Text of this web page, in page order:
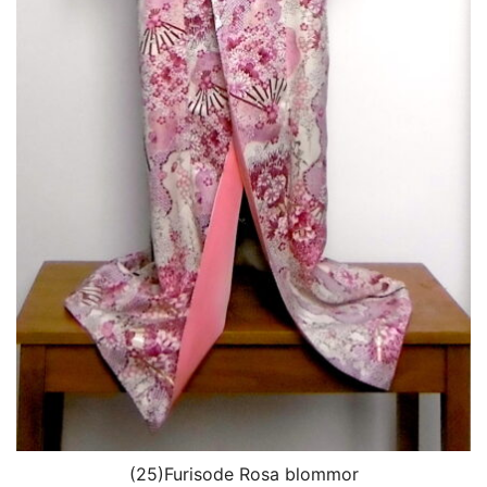
(25)Furisode Rosa blommor